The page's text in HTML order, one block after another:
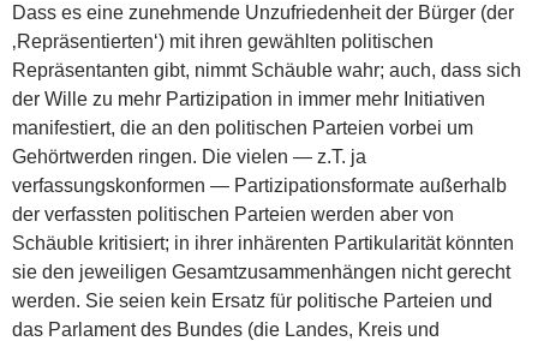
Dass es eine zunehmende Unzufriedenheit der Bürger (der
‚Repräsentierten‘) mit ihren gewählten politischen
Repräsentanten gibt, nimmt Schäuble wahr; auch, dass sich
der Wille zu mehr Partizipation in immer mehr Initiativen
manifestiert, die an den politischen Parteien vorbei um
Gehörtwerden ringen. Die vielen — z.T. ja
verfassungskonformen — Partizipationsformate außerhalb
der verfassten politischen Parteien werden aber von
Schäuble kritisiert; in ihrer inhärenten Partikularität könnten
sie den jeweiligen Gesamtzusammenhängen nicht gerecht
werden. Sie seien kein Ersatz für politische Parteien und
das Parlament des Bundes (die Landes, Kreis und